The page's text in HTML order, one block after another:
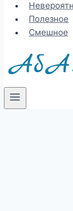
Полезное
Смешное